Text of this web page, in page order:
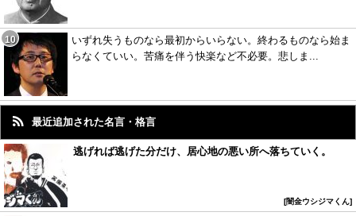
いずれ失うものなら最初からいらない。終わるものなら始ま
らなくていい。苦痛を伴う快楽など不必要。悲しま...
最近追加された名言・格言
逃げれば逃げた分だけ、居心地の悪い所へ落ちていく。
闇金ウシジマくん